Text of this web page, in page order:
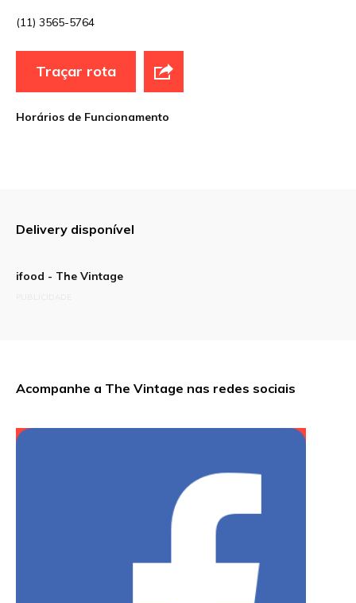
(11) 3565-5764
Traçar rota
Horários de Funcionamento
Delivery disponível
ifood - The Vintage
Acompanhe a The Vintage nas redes sociais